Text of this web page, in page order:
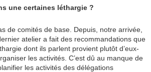
une certaines léthargie ?
de comités de base. Depuis, notre arrivée,
atelier a fait des recommandations que
dont ils parlent provient plutôt d’eux-
les activités. C’est dû au manque de
les activités des délégations